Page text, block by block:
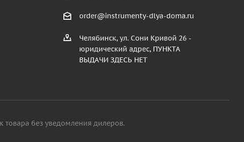
order@instrumenty-dlya-doma.ru
Челябинск, ул. Сони Кривой 26 -
юридический адрес, ПУНКТА
ВЫДАЧИ ЗДЕСЬ НЕТ
товара без уведомления дилеров.